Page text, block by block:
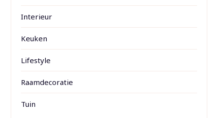
Interieur
Keuken
Lifestyle
Raamdecoratie
Tuin